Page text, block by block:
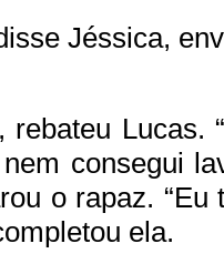
Jéssica,
rebateu Lucas.
consegui
o rapaz.
ela.